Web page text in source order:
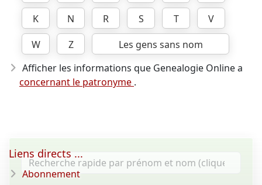
K
N R S T
V
W
Z
Les gens sans nom
Afficher les informations que Genealogie Online a
concernant le patronyme .
Liens directs ...
Abonnement